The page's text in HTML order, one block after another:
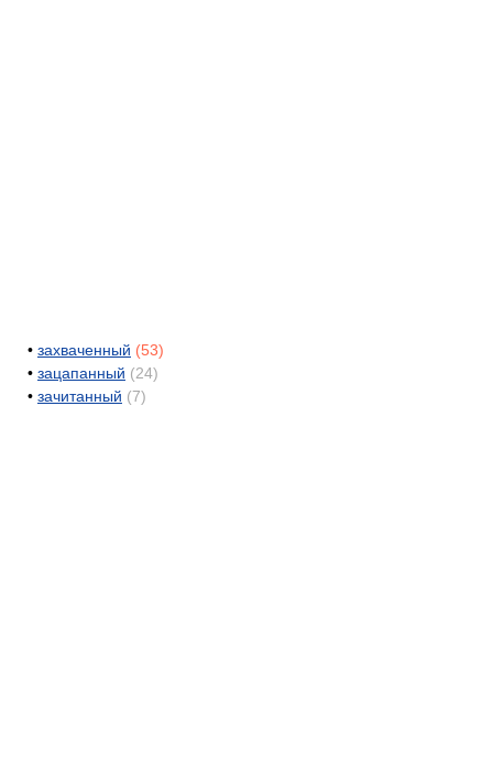
• захваченный (53)
• зацапанный (24)
• зачитанный (7)